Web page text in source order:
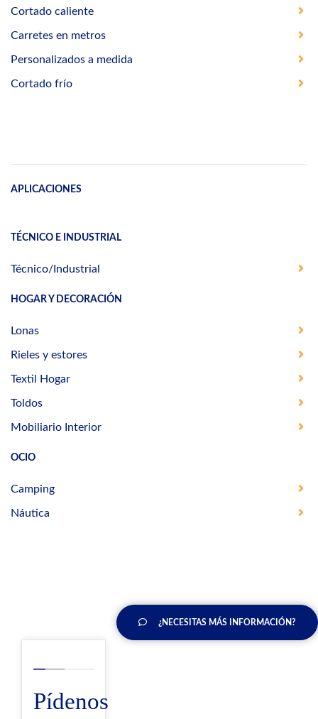
Cortado caliente
Carretes en metros
Personalizados a medida
Cortado frío
APLICACIONES
TÉCNICO E INDUSTRIAL
Técnico/Industrial
HOGAR Y DECORACIÓN
Lonas
Rieles y estores
Textil Hogar
Toldos
Mobiliario Interior
OCIO
Camping
Náutica
¿NECESITAS MÁS INFORMACIÓN?
Pídenos